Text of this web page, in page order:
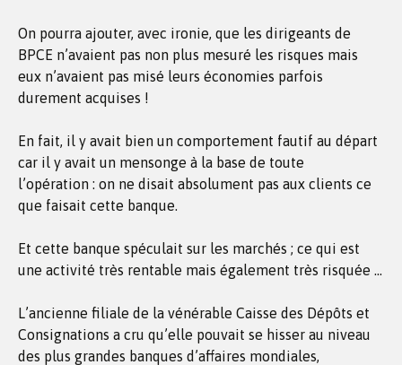
On pourra ajouter, avec ironie, que les dirigeants de
BPCE n’avaient pas non plus mesuré les risques mais
eux n’avaient pas misé leurs économies parfois
durement acquises !
En fait, il y avait bien un comportement fautif au départ
car il y avait un mensonge à la base de toute
l’opération : on ne disait absolument pas aux clients ce
que faisait cette banque.
Et cette banque spéculait sur les marchés ; ce qui est
une activité très rentable mais également très risquée …
L’ancienne filiale de la vénérable Caisse des Dépôts et
Consignations a cru qu’elle pouvait se hisser au niveau
des plus grandes banques d’affaires mondiales,